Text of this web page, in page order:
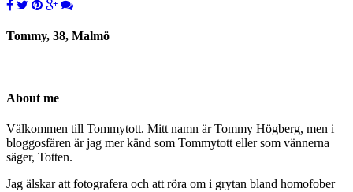
Tommy, 38, Malmö
About me
Välkommen till Tommytott. Mitt namn är Tommy Högberg, men i
bloggosfären är jag mer känd som Tommytott eller som vännerna
säger, Totten.
Jag älskar att fotografera och att röra om i grytan bland homofober